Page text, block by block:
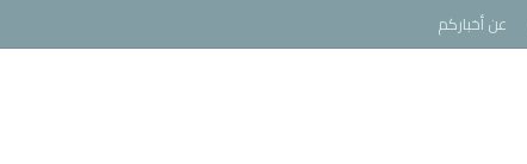
عن أخباركم